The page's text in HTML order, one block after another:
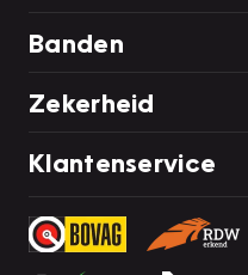
Banden
Zekerheid
Klantenservice